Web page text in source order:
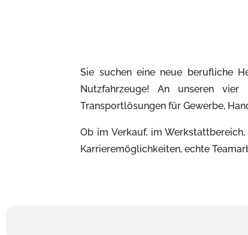
Sie suchen eine neue berufliche
Nutzfahrzeuge! An unseren
Transportlösungen für Gewerbe,
Ob im Verkauf, im
Karrieremöglichkeiten, echte